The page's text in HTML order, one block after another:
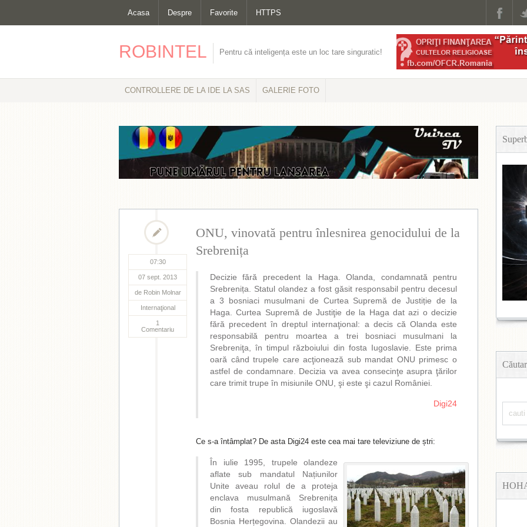
Acasa Despre Favorite HTTPS
ROBINTEL Pentru că inteligența este un loc tare singuratic!
CONTROLLERE DE LA IDE LA SAS GALERIE FOTO
07:30
07 sept. 2013
de Robin Molnar
Internaţional
1
Comentariu
ONU, vinovată pentru înlesnirea genocidului de la
Srebrenița
Decizie fără precedent la Haga. Olanda, condamnată pentru
Srebrenița. Statul olandez a fost găsit responsabil pentru decesul
a 3 bosniaci musulmani de Curtea Supremă de Justiție de la
Haga. Curtea Supremă de Justiţie de la Haga dat azi o decizie
fără precedent în dreptul internaţional: a decis că Olanda este
responsabilă pentru moartea a trei bosniaci musulmani la
Srebreniţa, în timpul războiului din fosta Iugoslavie. Este prima
oară când trupele care acţionează sub mandat ONU primesc o
astfel de condamnare. Decizia va avea consecinţe asupra ţărilor
care trimit trupe în misiunile ONU, şi este şi cazul României.
Digi24
Ce s-a întâmplat? De asta Digi24 este cea mai tare televiziune de ștri:
În iulie 1995, trupele olandeze
aflate sub mandatul Națiunilor
Unite aveau rolul de a proteja
enclava musulmană Srebrenița
din fosta republică iugoslavă
Bosnia Herțegovina. Olandezii au